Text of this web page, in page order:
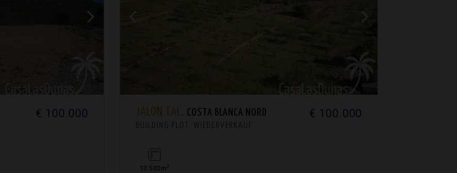
€ 100.000 JALÓN TAL. COSTA BLANCA NORD
BUILDING PLOT. WIEDERVERKAUF
€ 100.000
13.502m2